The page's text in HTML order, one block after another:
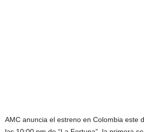
AMC anuncia el estreno en Colombia este